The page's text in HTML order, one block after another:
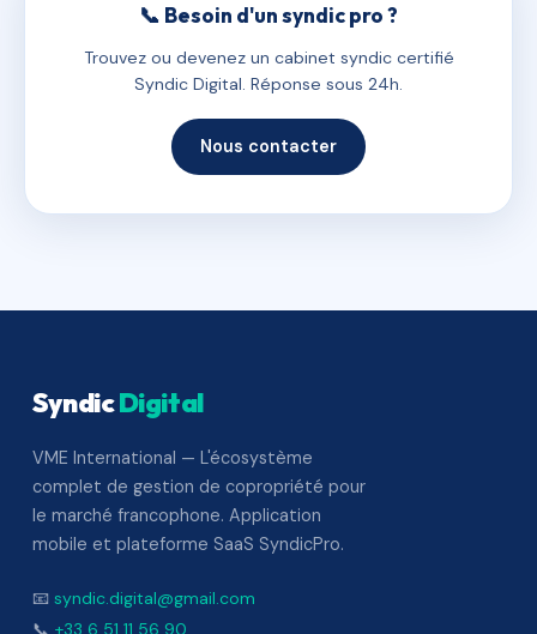
📞 Besoin d'un syndic pro ?
Trouvez ou devenez un cabinet syndic certifié
Syndic Digital. Réponse sous 24h.
Nous contacter
SyndicDigital
VME International — L'écosystème
complet de gestion de copropriété pour
le marché francophone. Application
mobile et plateforme SaaS SyndicPro.
📧 syndic.digital@gmail.com
📞 +33 6 51 11 56 90